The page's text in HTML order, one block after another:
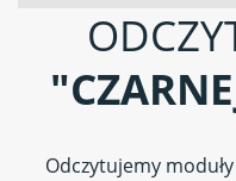
Odczytujemy